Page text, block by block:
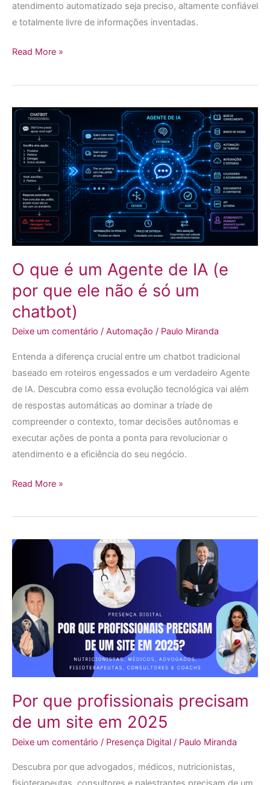
atendimento automatizado seja preciso, altamente confiável
e totalmente livre de informações inventadas.
Read More »
O que é um Agente de IA (e
por que ele não é só um
chatbot)
Deixe um comentário / Automação / Paulo Miranda
Entenda a diferença crucial entre um chatbot tradicional
baseado em roteiros engessados e um verdadeiro Agente
de IA. Descubra como essa evolução tecnológica vai além
de respostas automáticas ao dominar a tríade de
compreender o contexto, tomar decisões autônomas e
executar ações de ponta a ponta para revolucionar o
atendimento e a eficiência do seu negócio.
O
que
um
Agente
por
que
ele
não
é
só
chatbot)
Read More »
Por que profissionais precisam
de um site em 2025
Deixe um comentário / Presença Digital / Paulo Miranda
Descubra por que advogados, médicos, nutricionistas,
Por
profissionais
precisam
um
site
2025